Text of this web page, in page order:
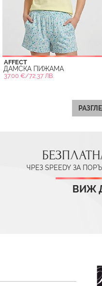
AFFECT
ДАМСКА ПИЖАМА
37.00 €/72.37 ЛВ.
ЧРЕЗ SPEEDY ЗА
ВИЖ